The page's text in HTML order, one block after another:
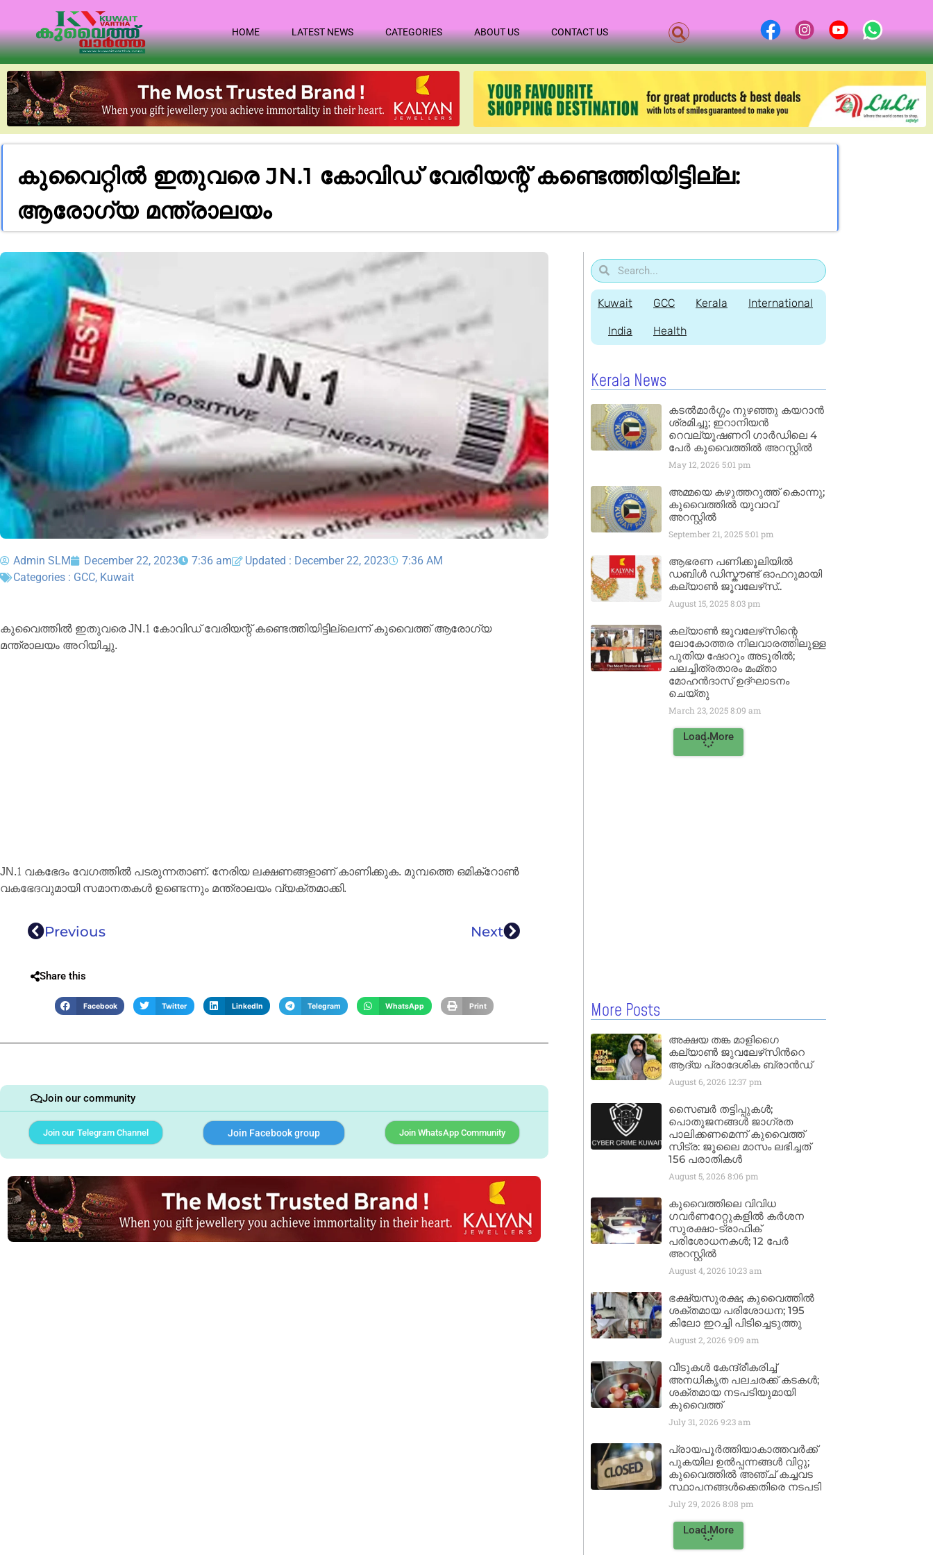
HOME LATEST NEWS CATEGORIES ABOUT US CONTACT US
കുവൈറ്റിൽ ഇതുവരെ JN.1 കോവിഡ് വേരിയന്റ് കണ്ടെത്തിയിട്ടില്ല:
ആരോഗ്യ മന്ത്രാലയം
Admin SLM December 22, 2023 7:36 am Updated : December 22, 2023
7:36 AM
Categories : GCC, Kuwait
കുവൈത്തിൽ ഇതുവരെ JN.1 കോവിഡ് വേരിയന്റ് കണ്ടെത്തിയിട്ടില്ലെന്ന് കുവൈത്ത് ആരോഗ്യ
മന്ത്രാലയം അറിയിച്ചു.
JN.1 വകഭേദം വേഗത്തിൽ പടരുന്നതാണ്. നേരിയ ലക്ഷണങ്ങളാണ് കാണിക്കുക. മുമ്പത്തെ ഒമിക്‌റോൺ
വകഭേദവുമായി സമാനതകൾ ഉണ്ടെന്നും മന്ത്രാലയം വ്യക്തമാക്കി.
Previous Next
Share this
Facebook Twitter LinkedIn Telegram WhatsApp Print
Join our community
Join our Telegram Channel Join Facebook group Join WhatsApp Community
Kuwait GCC Kerala International
India Health
Kerala News
കടൽമാർഗ്ഗം നുഴഞ്ഞു കയറാൻ
ശ്രമിച്ചു; ഇറാനിയൻ
റെവല്യൂഷണറി ഗാർഡിലെ 4
പേർ കുവൈത്തിൽ അറസ്റ്റിൽ
May 12, 2026 5:01 pm
അമ്മയെ കഴുത്തറുത്ത് കൊന്നു;
കുവൈത്തിൽ യുവാവ്
അറസ്റ്റിൽ
September 21, 20255:01 pm
ആഭരണ പണിക്കൂലിയിൽ
ഡബിൾ ഡിസ്കൗണ്ട് ഓഫറുമായി
കല്യാൺ ജൂവലേഴ്‌സ്..
August 15, 20258:03 pm
കല്യാൺ ജൂവലേഴ്‌സിന്റെ
ലോകോത്തര നിലവാരത്തിലുള്ള
പുതിയ ഷോറൂം അടൂരിൽ;
ചലച്ചിത്രതാരം മംമ്താ
മോഹൻദാസ് ഉദ്ഘാടനം
ചെയ്‌തു
March 23, 20258:09 am
Load More
More Posts
അക്ഷയ തങ്ക മാളിഗൈ
കല്യാണ്‍ ജുവലേഴ്‌സിന്‍റെ
ആദ്യ പ്രാദേശിക ബ്രാന്‍ഡ്
August 6, 2026 12:37 pm
സൈബർ തട്ടിപ്പുകൾ;
പൊതുജനങ്ങൾ ജാഗ്രത
പാലിക്കണമെന്ന് കുവൈത്ത്
സിട്ര: ജൂലൈ മാസം ലഭിച്ചത്
156 പരാതികൾ
August 5, 2026 8:06 pm
കുവൈത്തിലെ വിവിധ
ഗവർണറേറ്റുകളിൽ കർശന
സുരക്ഷാ-ട്രാഫിക്
പരിശോധനകൾ; 12 പേർ
അറസ്റ്റിൽ
August 4, 2026 10:23 am
ഭക്ഷ്യസുരക്ഷ; കുവൈത്തിൽ
ശക്തമായ പരിശോധന; 195
കിലോ ഇറച്ചി പിടിച്ചെടുത്തു
August 2, 2026 9:09 am
വീടുകൾ കേന്ദ്രീകരിച്ച്
അനധികൃത പലചരക്ക് കടകൾ;
ശക്തമായ നടപടിയുമായി
കുവൈത്ത്
July 31, 2026 9:23 am
പ്രായപൂർത്തിയാകാത്തവർക്ക്
പുകയില ഉൽപ്പന്നങ്ങൾ വിറ്റു;
കുവൈത്തിൽ അഞ്ച് കച്ചവട
സ്ഥാപനങ്ങൾക്കെതിരെ നടപടി
July 29, 2026 8:08 pm
Load More